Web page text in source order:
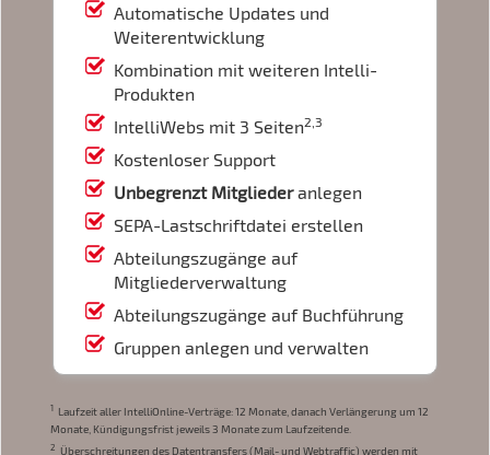
Automatische Updates und
Weiterentwicklung
Kombination mit weiteren Intelli-
Produkten
IntelliWebs mit 3 Seiten2,3
Kostenloser Support
Unbegrenzt Mitgliederanlegen
SEPA-Lastschriftdatei erstellen
Abteilungszugänge auf
Mitgliederverwaltung
Abteilungszugänge auf Buchführung
Gruppen anlegen und verwalten
1
Laufzeit aller IntelliOnline-Verträge: 12 Monate, danach Verlängerung um 12
Monate, Kündigungsfrist jeweils 3 Monate zum Laufzeitende.
2
Überschreitungen des Datentransfers (Mail- und Webtraffic) werden mit